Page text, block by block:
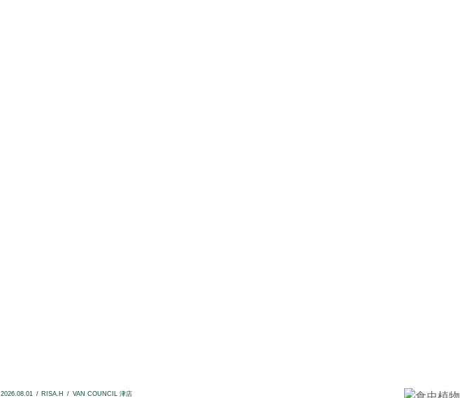
2026.08.01 RISA.H VAN COUNCIL 津店